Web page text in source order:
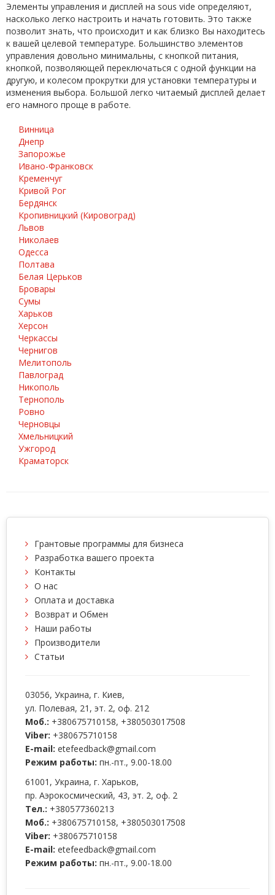
Элементы управления и дисплей на sous vide определяют,
насколько легко настроить и начать готовить. Это также
позволит знать, что происходит и как близко Вы находитесь
к вашей целевой температуре. Большинство элементов
управления довольно минимальны, с кнопкой питания,
кнопкой, позволяющей переключаться с одной функции на
другую, и колесом прокрутки для установки температуры и
изменения выбора. Большой легко читаемый дисплей делает
его намного проще в работе.
Винница
Днепр
Запорожье
Ивано-Франковск
Кременчуг
Кривой Рог
Бердянск
Кропивницкий (Кировоград)
Львов
Николаев
Одесса
Полтава
Белая Церьков
Бровары
Сумы
Харьков
Херсон
Черкассы
Чернигов
Мелитополь
Павлоград
Никополь
Тернополь
Ровно
Черновцы
Хмельницкий
Ужгород
Краматорск
Грантовые программы для бизнеса
Разработка вашего проекта
Контакты
О нас
Оплата и доставка
Возврат и Обмен
Наши работы
Производители
Статьи
03056, Украина, г. Киев,
ул. Полевая, 21, эт. 2, оф. 212
Моб.: +380675710158, +380503017508
Viber: +380675710158
E-mail: etefeedback@gmail.com
Режим работы: пн.-пт., 9.00-18.00
61001 , Украина, г. Харьков,
пр. Аэрокосмический, 43, эт. 2, оф. 2
Тел.: +380577360213
Моб.: +380675710158, +380503017508
Viber: +380675710158
E-mail: etefeedback@gmail.com
Режим работы: пн.-пт., 9.00-18.00